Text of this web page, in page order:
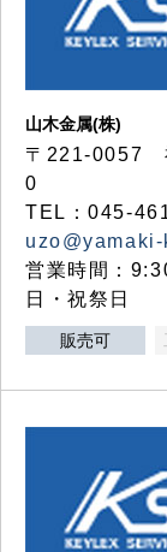
山木金属(株)
〒221-0057
0
TEL：045-
営業時間：
日・祝祭日
販売可